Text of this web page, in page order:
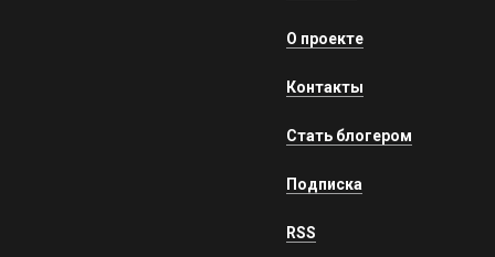
О проекте
Контакты
Стать блогером
Подписка
RSS